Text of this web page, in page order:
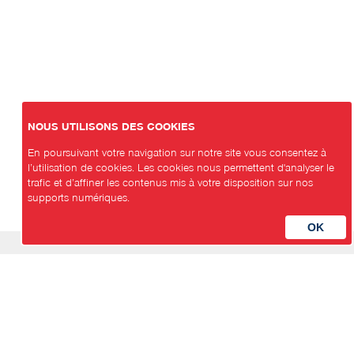
NOUS UTILISONS DES COOKIES
En poursuivant votre navigation sur notre site vous consentez à
l’utilisation de cookies. Les cookies nous permettent d'analyser le
trafic et d’affiner les contenus mis à votre disposition sur nos
supports numériques.